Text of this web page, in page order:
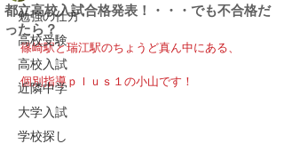
勉強の仕方
高校受験
高校入試
近隣中学
大学入試
学校探し
都立高校入試合格発表！・・・でも不合格だ
ったら？
篠崎駅と瑞江駅のちょうど真ん中にある、
個別指導ｐｌｕｓ１の小山です！